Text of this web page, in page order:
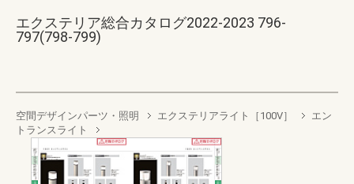
エクステリア総合カタログ2022-2023 796-
797(798-799)
空間デザインパーツ・照明 エクステリアライト［100V］
エン
トランスライト